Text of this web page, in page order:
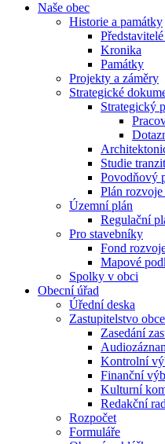
Naše obec
Historie a památky
Kronika
Památky
Projekty a záměry
Strategické
Strategický
Studie
Povodňový
Plán rozvoje
Územní plán
Regulační
Pro stavebníky
Fond
Mapové
Spolky v obci
Obecní úřad
Úřední deska
Zastupitelstvo obce
Zasedání
Kontrolní
Finanční
Kulturní
Redakční
Rozpočet
Formuláře